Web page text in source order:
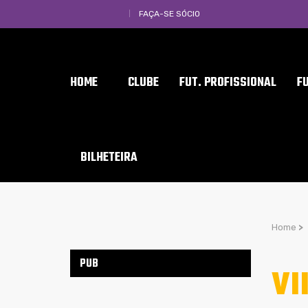
FAÇA-SE SÓCIO
HOME CLUBE FUT. PROFISSIONAL
BILHETEIRA
Home >
PUB